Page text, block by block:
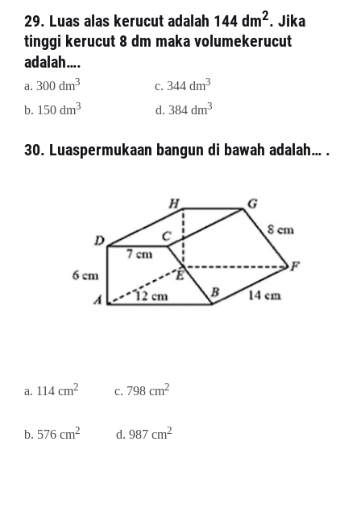
29. Luas alas kerucut adalah 144 dm2. Jika
tinggi kerucut 8 dm maka volumekerucut
adalah….
a. 300 dm3 c. 344 dm3
b. 150 dm3 d. 384 dm3
30. Luaspermukaan bangun di bawah adalah… .
a. 114 cm2 c. 798 cm2
b. 576 cm2 d. 987 cm2